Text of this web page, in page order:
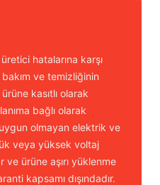
hatalarına karşı
ve temizliğinin
kasıtlı olarak
bağlı olarak
olmayan elektrik ve
veya yüksek voltaj
ürüne aşırı yüklenme
kapsamı dışındadır.